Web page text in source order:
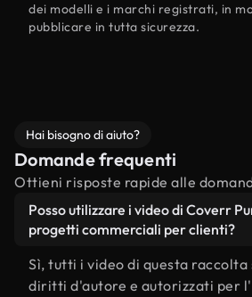
dei modelli e i marchi registrati, in
pubblicare in tutta sicurezza.
Hai bisogno di aiuto?
Domande frequenti
Ottieni risposte rapide alle
Posso utilizzare i video di Coverr
progetti commerciali per clienti?
Sì, tutti i video di questa raccolta
diritti d'autore e autorizzati per